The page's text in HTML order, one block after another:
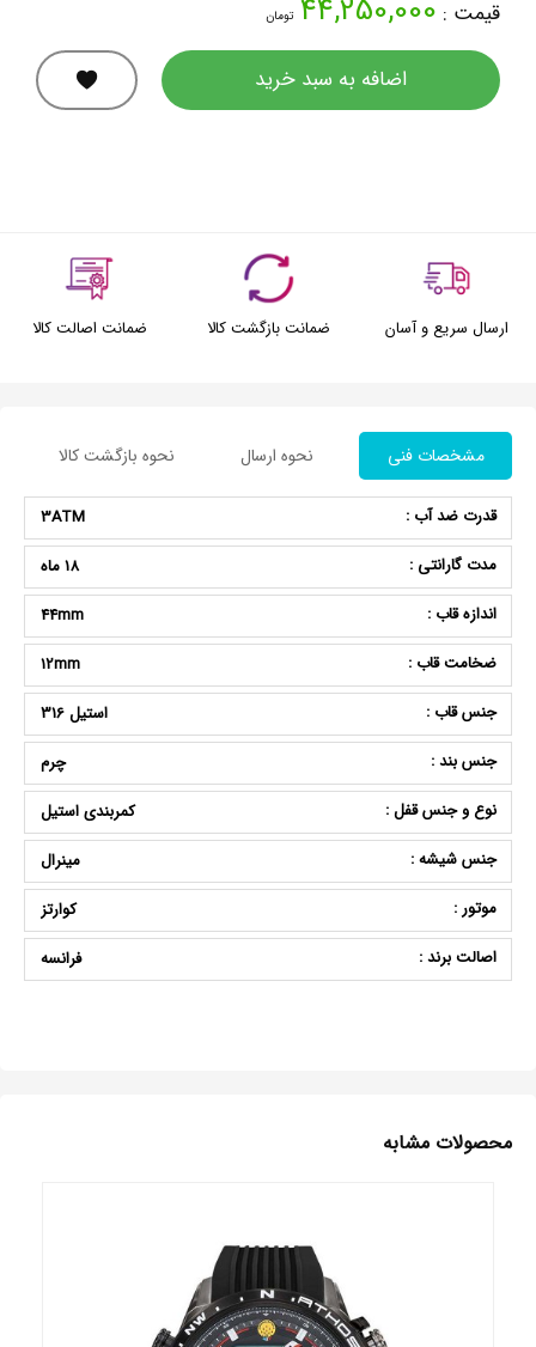
قیمت : 44,250,000 تومان
اضافه به سبد خرید
ارسال سریع و آسان ضمانت بازگشت کالا ضمانت اصالت کالا
مشخصات فنی نحوه ارسال نحوه بازگشت کالا
قدرت ضد آب :
3ATM
مدت گارانتی :
18 ماه
اندازه قاب :
44mm
ضخامت قاب :
12mm
جنس قاب :
استیل 316
جنس بند :
چرم
نوع و جنس قفل :
کمربندی استیل
جنس شیشه :
مینرال
موتور :
کوارتز
اصالت برند :
فرانسه
محصولات مشابه